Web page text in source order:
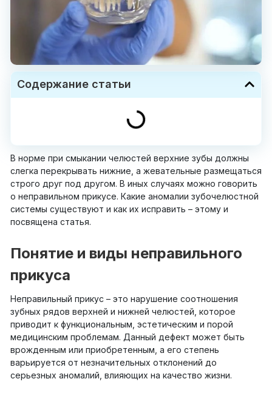
Содержание статьи
В норме при смыкании челюстей верхние зубы должны
слегка перекрывать нижние, а жевательные размещаться
строго друг под другом. В иных случаях можно говорить
о неправильном прикусе. Какие аномалии зубочелюстной
системы существуют и как их исправить – этому и
посвящена статья.
Понятие и виды неправильного
прикуса
Неправильный прикус – это нарушение соотношения
зубных рядов верхней и нижней челюстей, которое
приводит к функциональным, эстетическим и порой
медицинским проблемам. Данный дефект может быть
врожденным или приобретенным, а его степень
варьируется от незначительных отклонений до
серьезных аномалий, влияющих на качество жизни.